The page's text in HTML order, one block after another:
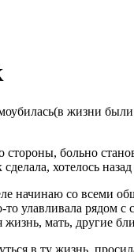
жизни
стороны, больно
хотелось
начинаю со всеми
то улавливала рядом
мать, другие
в ту жизнь,